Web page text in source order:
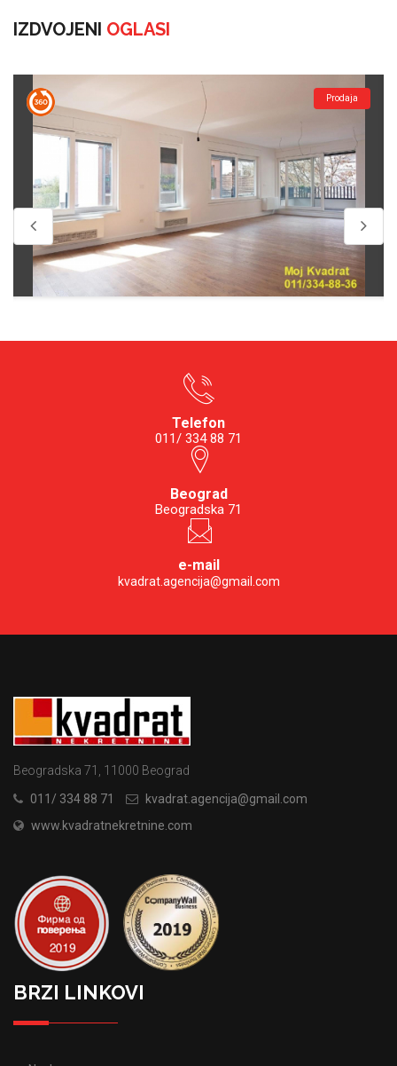
IZDVOJENI OGLASI
Prodaja
Telefon
011/ 334 88 71
Beograd
Beogradska 71
e-mail
kvadrat.agencija@gmail.com
Beogradska 71, 11000 Beograd
011/ 334 88 71
kvadrat.agencija@gmail.com
www.kvadratnekretnine.com
BRZI LINKOVI